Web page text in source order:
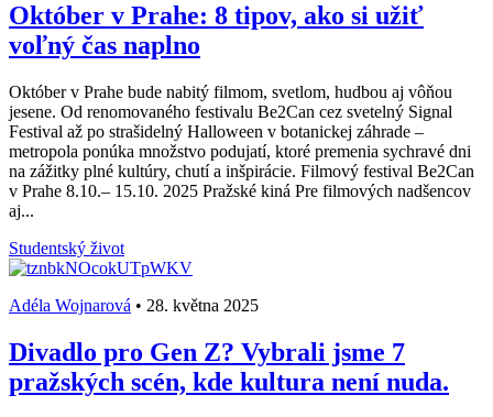
Október v Prahe: 8 tipov, ako si užiť
voľný čas naplno
Október v Prahe bude nabitý filmom, svetlom, hudbou aj vôňou
jesene. Od renomovaného festivalu Be2Can cez svetelný Signal
Festival až po strašidelný Halloween v botanickej záhrade –
metropola ponúka množstvo podujatí, ktoré premenia sychravé dni
na zážitky plné kultúry, chutí a inšpirácie. Filmový festival Be2Can
v Prahe 8.10.– 15.10. 2025 Pražské kiná Pre filmových nadšencov
aj...
Studentský život
Adéla Wojnarová • 28. května 2025
Divadlo pro Gen Z? Vybrali jsme 7
pražských scén, kde kultura není nuda.